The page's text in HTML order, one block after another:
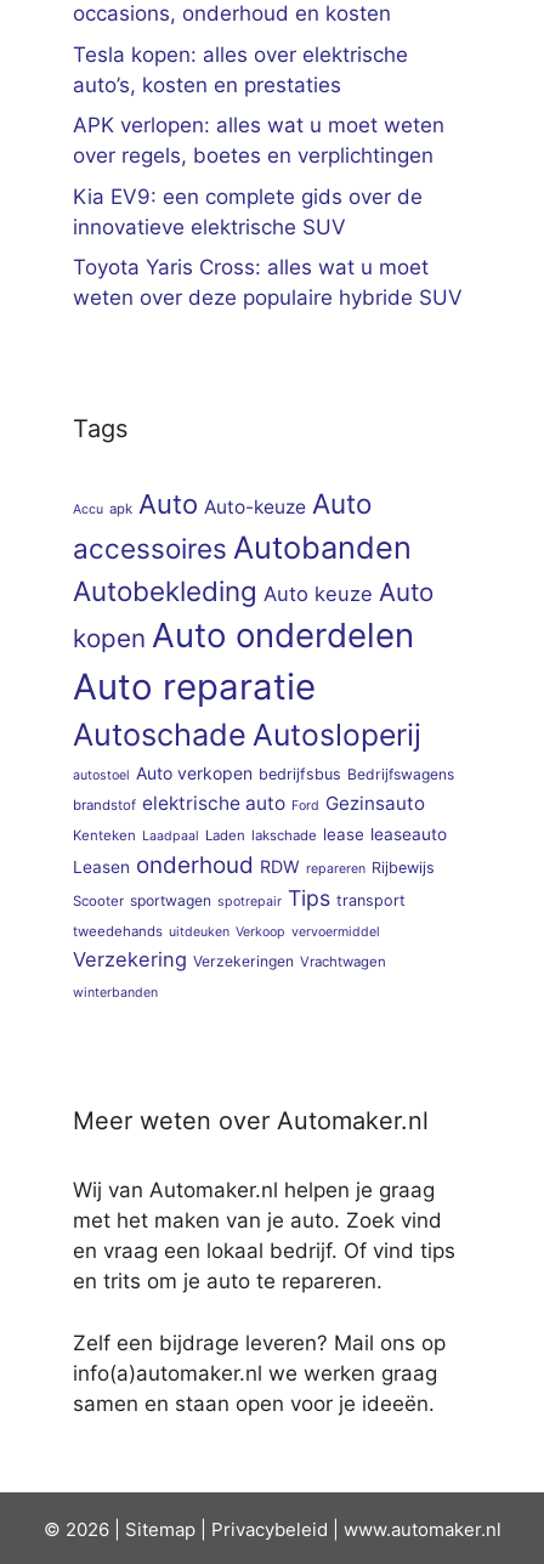
occasions, onderhoud en kosten
Tesla kopen: alles over elektrische
auto’s, kosten en prestaties
APK verlopen: alles wat u moet weten
over regels, boetes en verplichtingen
Kia EV9: een complete gids over de
innovatieve elektrische SUV
Toyota Yaris Cross: alles wat u moet
weten over deze populaire hybride SUV
Tags
Accu apk Auto Auto-keuze Auto
accessoires Autobanden
Autobekleding Auto keuze Auto
kopen Auto onderdelen
Auto reparatie
Autoschade Autosloperij
autostoel Auto verkopen bedrijfsbus Bedrijfswagens
brandstof elektrische auto Ford Gezinsauto
Kenteken Laadpaal Laden lakschade lease leaseauto
Leasen onderhoud RDW repareren Rijbewijs
Scooter sportwagen spotrepair Tips transport
tweedehands uitdeuken Verkoop vervoermiddel
Verzekering Verzekeringen Vrachtwagen
winterbanden
Meer weten over Automaker.nl
Wij van Automaker.nl helpen je graag
met het maken van je auto. Zoek vind
en vraag een lokaal bedrijf. Of vind tips
en trits om je auto te repareren.
Zelf een bijdrage leveren? Mail ons op
info(a)automaker.nl we werken graag
samen en staan open voor je ideeën.
© 2026 | Sitemap| Privacybeleid www.automaker.nl